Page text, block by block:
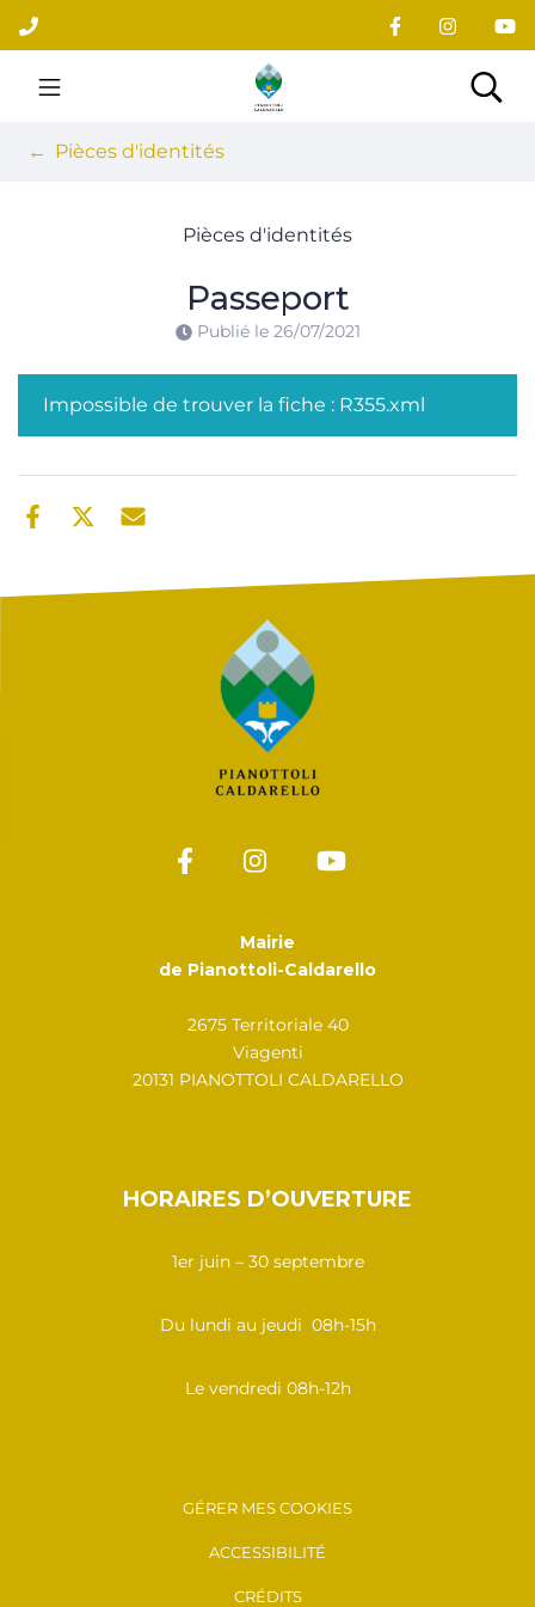
Aller
au
contenu
Site officiel du village
Pièces d'identités
Pièces d'identités
Passeport
Publié le 26/07/2021
Impossible de trouver la fiche : R355.xml
Mairie
de Pianottoli-Caldarello
2675 Territoriale 40
Viagenti
20131 PIANOTTOLI CALDARELLO
HORAIRES D’OUVERTURE
1er juin – 30 septembre
Du lundi au jeudi 08h-15h
Le vendredi 08h-12h
GÉRER MES COOKIES
ACCESSIBILITÉ
CRÉDITS